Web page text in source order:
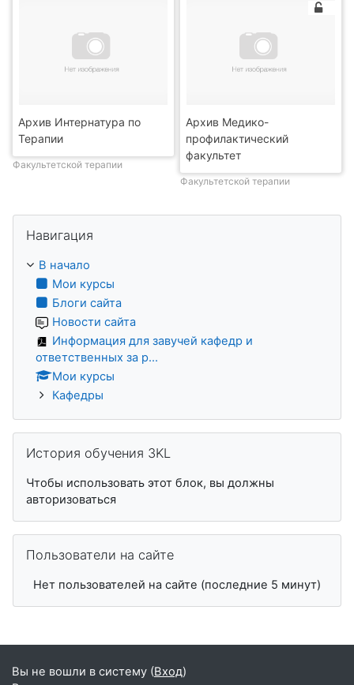
Архив Интернатура по
Терапии
Факультетской терапии
Архив Медико-
профилактический
факультет
Факультетской терапии
Навигация
В начало
Мои курсы
Блоги сайта
Новости сайта
Информация для завучей кафедр и
ответственных за р...
Мои курсы
Кафедры
История обучения 3KL
Чтобы использовать этот блок, вы должны
авторизоваться
Пользователи на сайте
Нет пользователей на сайте (последние 5 минут)
Вы не вошли в систему (Вход)